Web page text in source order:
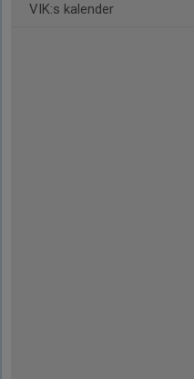
VIK:s kalender